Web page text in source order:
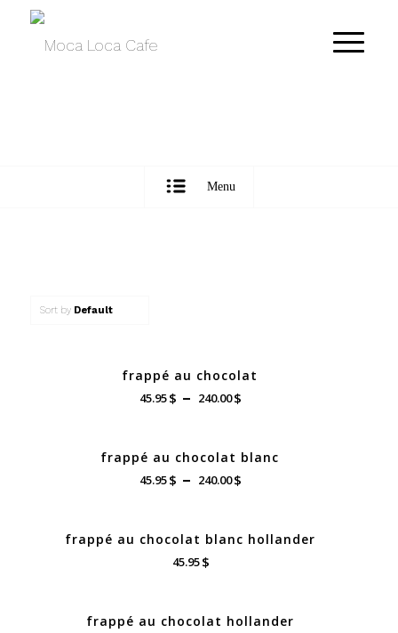
Menu
Sort by Default
frappé au chocolat
45.95$ – 240.00$Plage
45.95$
à
frappé au chocolat blanc
45.95$ – 240.00$Plage
45.95$
frappé au chocolat blanc hollander
45.95$
frappé au chocolat hollander